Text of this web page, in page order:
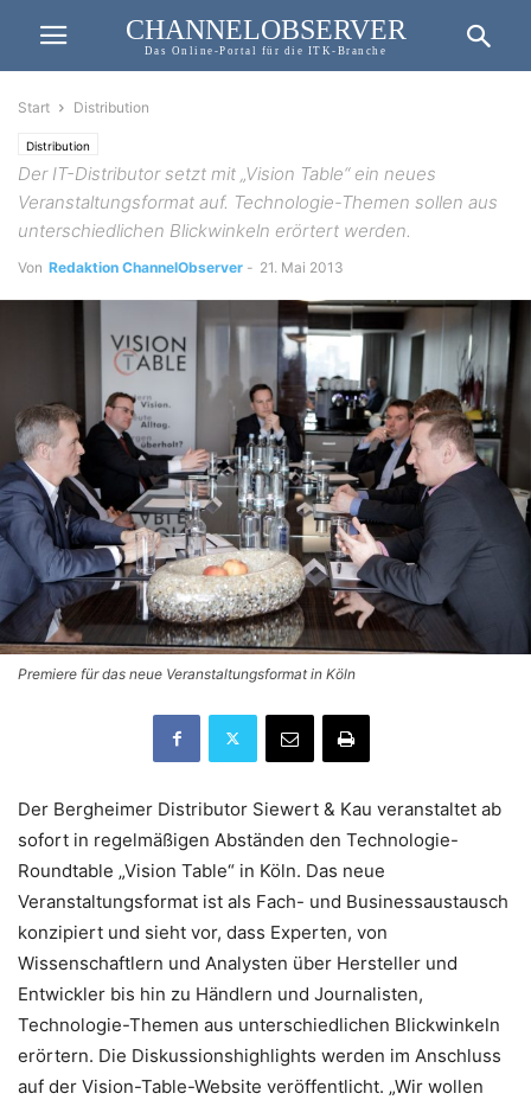
CHANNELOBSERVER
Das Online-Portal für die ITK-Branche
Start Distribution
Distribution
Der IT-Distributor setzt mit „Vision Table“ ein neues
Veranstaltungsformat auf. Technologie-Themen sollen aus
unterschiedlichen Blickwinkeln erörtert werden.
Von Redaktion ChannelObserver - 21. Mai 2013
Premiere für das neue Veranstaltungsformat in Köln
Der Bergheimer Distributor Siewert & Kau veranstaltet ab
sofort in regelmäßigen Abständen den Technologie-
Roundtable „Vision Table“ in Köln. Das neue
Veranstaltungsformat ist als Fach- und Businessaustausch
konzipiert und sieht vor, dass Experten, von
Wissenschaftlern und Analysten über Hersteller und
Entwickler bis hin zu Händlern und Journalisten,
Technologie-Themen aus unterschiedlichen Blickwinkeln
erörtern. Die Diskussionshighlights werden im Anschluss
auf der Vision-Table-Website veröffentlicht. „Wir wollen